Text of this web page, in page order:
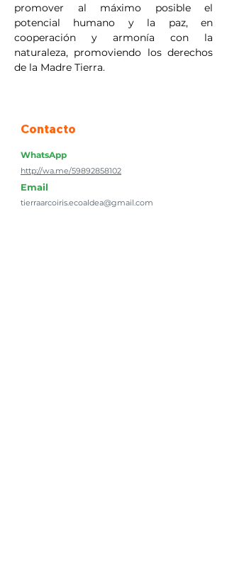
promover al máximo posible el
potencial humano y la paz, en
cooperación y armonía con la
naturaleza, promoviendo los derechos
de la Madre Tierra.
Contacto
WhatsApp
http://wa.me/59892858102
Email
tierraarcoiris.ecoaldea@gmail.com